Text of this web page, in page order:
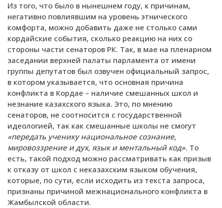
Из того, что было в нынешнем году, к причинам,
негативно повлиявшим на уровень этнического
комфорта, можно добавить даже не столько сами
кордайские события, сколько реакцию на них со
стороны части сенаторов РК. Так, в мае на пленарном
заседании верхней палаты парламента от имени
группы депутатов был озвучен официальный запрос,
в котором указывается, что основная причина
конфликта в Кордае – наличие смешанных школ и
незнание казахского языка. Это, по мнению
сенаторов, не соотносится с государственной
идеологией, так как смешанные школы не смогут
«передать ученику национальное сознание,
мировоззрение и дух, язык и ментальный код». То
есть, такой подход можно рассматривать как призыв
к отказу от школ с неказахским языком обучения,
которые, по сути, если исходить из текста запроса,
признаны причиной межнационального конфликта в
Жамбылской области.